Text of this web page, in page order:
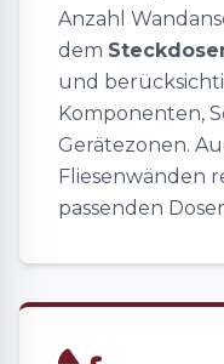
Anzahl
dem
und
Komponenten,
Gerätezonen.
Fliesenwänden
passenden